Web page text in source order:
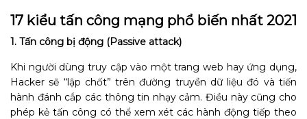
17 kiểu tấn công mạng phổ biến nhất 2021
1. Tấn công bị động (Passive attack)
Khi người dùng truy cập vào một trang web hay ứng dụng,
Hacker sẽ “lập chốt” trên đường truyền dữ liệu đó và tiến
hành đánh cắp các thông tin nhạy cảm. Điều này cũng cho
phép kẻ tấn công có thể xem xét các hành động tiếp theo